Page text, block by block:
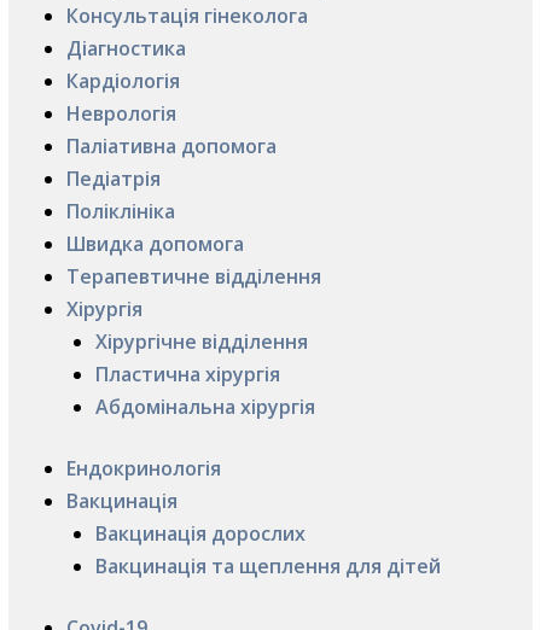
Консультація гінеколога
Діагностика
Кардіологія
Неврологія
Паліативна допомога
Педіатрія
Поліклініка
Швидка допомога
Терапевтичне відділення
Хірургія
Хірургічне відділення
Пластична хірургія
Абдомінальна хірургія
Ендокринологія
Вакцинація
Вакцинація дорослих
Вакцинація та щеплення для дітей